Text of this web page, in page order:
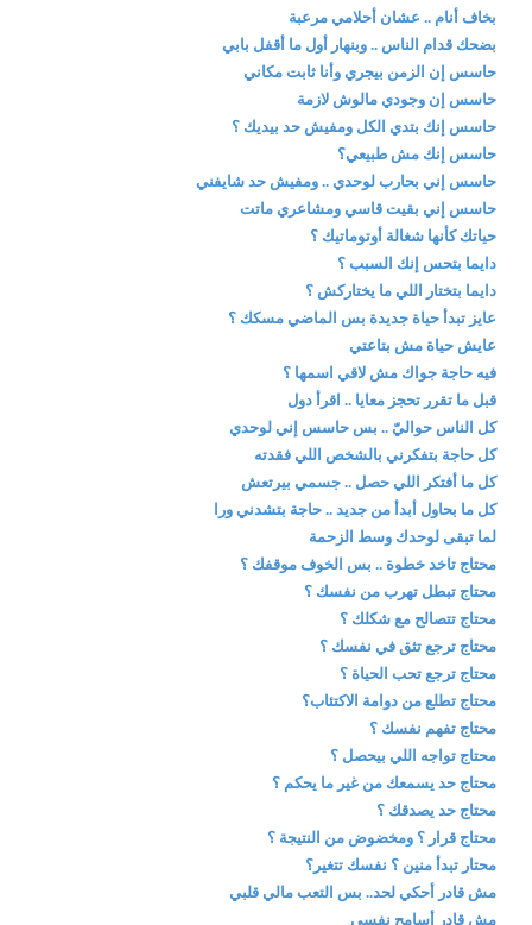
بخاف أنام .. عشان أحلامي مرعبة
بضحك قدام الناس .. وبنهار أول ما أقفل بابي
حاسس إن الزمن بيجري وأنا ثابت مكاني
حاسس إن وجودي مالوش لازمة
حاسس إنك بتدي الكل ومفيش حد بيديك ؟
حاسس إنك مش طبيعي؟
حاسس إني بحارب لوحدي .. ومفيش حد شايفني
حاسس إني بقيت قاسي ومشاعري ماتت
حياتك كأنها شغالة أوتوماتيك ؟
دايما بتحس إنك السبب ؟
دايما بتختار اللي ما يختاركش ؟
عايز تبدأ حياة جديدة بس الماضي مسكك ؟
عايش حياة مش بتاعتي
فيه حاجة جواك مش لاقي اسمها ؟
قبل ما تقرر تحجز معايا .. اقرأ دول
كل الناس حواليّ .. بس حاسس إني لوحدي
كل حاجة بتفكرني بالشخص اللي فقدته
كل ما أفتكر اللي حصل .. جسمي بيرتعش
كل ما بحاول أبدأ من جديد .. حاجة بتشدني ورا
لما تبقى لوحدك وسط الزحمة
محتاج تاخد خطوة .. بس الخوف موقفك ؟
محتاج تبطل تهرب من نفسك ؟
محتاج تتصالح مع شكلك ؟
محتاج ترجع تثق في نفسك ؟
محتاج ترجع تحب الحياة ؟
محتاج تطلع من دوامة الاكتئاب؟
محتاج تفهم نفسك ؟
محتاج تواجه اللي بيحصل ؟
محتاج حد يسمعك من غير ما يحكم ؟
محتاج حد يصدقك ؟
محتاج قرار ؟ ومخضوض من النتيجة ؟
محتار تبدأ منين ؟ نفسك تتغير؟
مش قادر أحكي لحد.. بس التعب مالي قلبي
مش قادر أسامح نفسي